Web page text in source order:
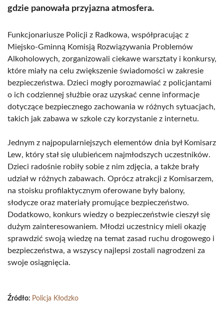
gdzie panowała przyjazna atmosfera.
Funkcjonariusze Policji z Radkowa, współpracując z
Miejsko-Gminną Komisją Rozwiązywania Problemów
Alkoholowych, zorganizowali ciekawe warsztaty i konkursy,
które miały na celu zwiększenie świadomości w zakresie
bezpieczeństwa. Dzieci mogły porozmawiać z policjantami
o ich codziennej służbie oraz uzyskać cenne informacje
dotyczące bezpiecznego zachowania w różnych sytuacjach,
takich jak zabawa w szkole czy korzystanie z internetu.
Jednym z najpopularniejszych elementów dnia był Komisarz
Lew, który stał się ulubieńcem najmłodszych uczestników.
Dzieci radośnie robiły sobie z nim zdjęcia, a także brały
udział w różnych zabawach. Oprócz atrakcji z Komisarzem,
na stoisku profilaktycznym oferowane były balony,
słodycze oraz materiały promujące bezpieczeństwo.
Dodatkowo, konkurs wiedzy o bezpieczeństwie cieszył się
dużym zainteresowaniem. Młodzi uczestnicy mieli okazję
sprawdzić swoją wiedzę na temat zasad ruchu drogowego i
bezpieczeństwa, a wszyscy najlepsi zostali nagrodzeni za
swoje osiągnięcia.
Źródło: Policja Kłodzko